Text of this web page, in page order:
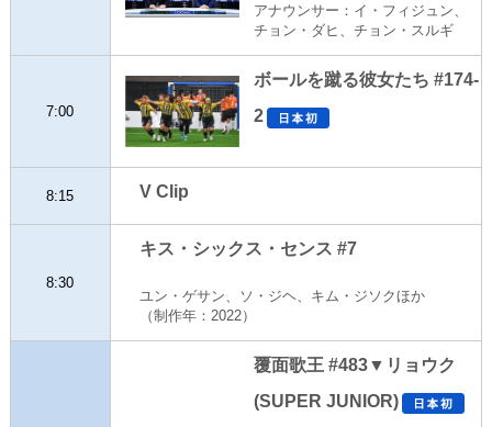
アナウンサー：イ・フィジュン、
チョン・ダヒ、チョン・スルギ
7:00
ボールを蹴る彼女たち #174-
2
8:15 V Clip
8:30
キス・シックス・センス #7
ユン・ゲサン、ソ・ジヘ、キム・ジソクほか
（制作年：2022）
覆面歌王 #483▼リョウク
(SUPER JUNIOR)